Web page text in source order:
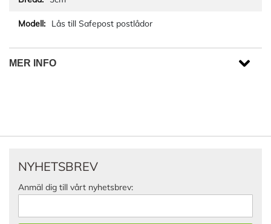
Lås till Safepost postlådor
MER INFO
NYHETSBREV
Anmäl dig till vårt nyhetsbrev: